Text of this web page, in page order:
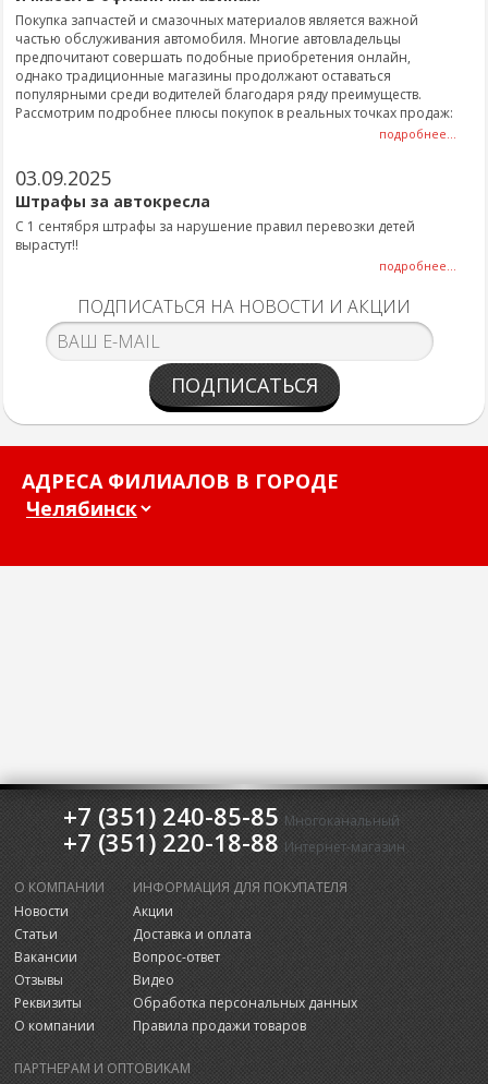
Покупка запчастей и смазочных материалов является важной
частью обслуживания автомобиля. Многие автовладельцы
предпочитают совершать подобные приобретения онлайн,
однако традиционные магазины продолжают оставаться
популярными среди водителей благодаря ряду преимуществ.
Рассмотрим подробнее плюсы покупок в реальных точках продаж:
подробнее...
03.09.2025
Штрафы за автокресла
С 1 сентября штрафы за нарушение правил перевозки детей
вырастут!!
подробнее...
ПОДПИСАТЬСЯ НА НОВОСТИ И АКЦИИ
ПОДПИСАТЬСЯ
АДРЕСА ФИЛИАЛОВ В ГОРОДЕ
+7 (351) 240-85-85 Многоканальный
+7 (351) 220-18-88 Интернет-магазин
О КОМПАНИИ
Новости
Статьи
Вакансии
Отзывы
Реквизиты
О компании
ИНФОРМАЦИЯ ДЛЯ ПОКУПАТЕЛЯ
Акции
Доставка и оплата
Вопрос-ответ
Видео
Обработка персональных данных
Правила продажи товаров
ПАРТНЕРАМ И ОПТОВИКАМ